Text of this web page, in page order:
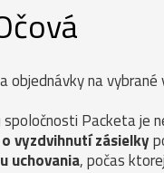
objednávky na
Packeta je
vyzdvihnutí zásielky
uchovania, počas